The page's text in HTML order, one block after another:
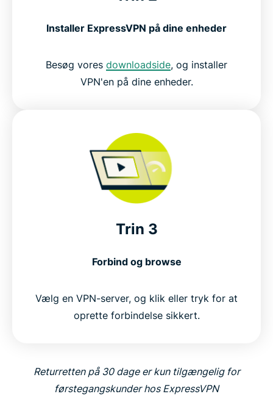
Installer ExpressVPN på dine enheder
Besøg vores downloadside, og installer
VPN'en på dine enheder.
Trin 3
Forbind og browse
Vælg en VPN-server, og klik eller tryk for at
oprette forbindelse sikkert.
Returretten på 30 dage er kun tilgængelig for
førstegangskunder hos ExpressVPN